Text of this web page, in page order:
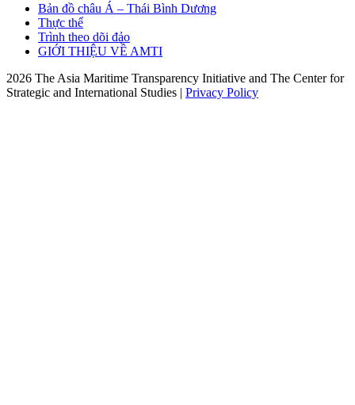
Bản đồ châu Á – Thái Bình Dương
Thực thể
Trình theo dõi đảo
GIỚI THIỆU VỀ AMTI
2026 The Asia Maritime Transparency Initiative and The Center for
Strategic and International Studies | Privacy Policy